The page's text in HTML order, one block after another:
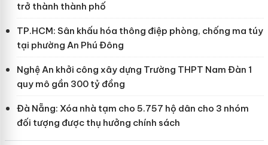
trở thành thành phố
TP.HCM: Sân khấu hóa thông điệp phòng, chống ma túy
tại phường An Phú Đông
Nghệ An khởi công xây dựng Trường THPT Nam Đàn 1
quy mô gần 300 tỷ đồng
Đà Nẵng: Xóa nhà tạm cho 5.757 hộ dân cho 3 nhóm
đối tượng được thụ hưởng chính sách